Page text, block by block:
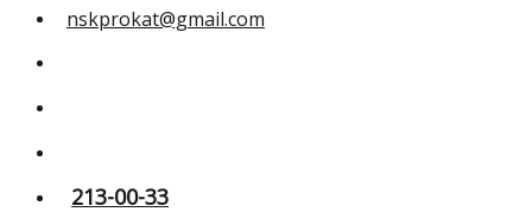
nskprokat@gmail.com
213-00-33